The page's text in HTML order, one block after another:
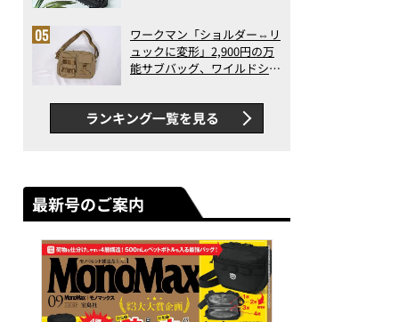
った！
ワークマン「ショルダー⇔リ
ュックに変形」2,900円の万
能サブバッグ、ワイルドシン
録…ほか【休日バッグの人気
記事ランキングベスト3】
（2026年6月版）
ランキング一覧を見る
最新号のご案内